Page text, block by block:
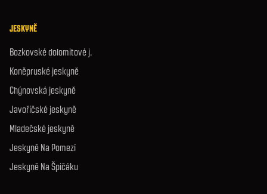
JESKYNĚ
Bozkovské dolomitové j.
Koněpruské jeskyně
Chýnovská jeskyně
Javoříčské jeskyně
Mladečské jeskyně
Jeskyně Na Pomezí
Jeskyně Na Špičáku